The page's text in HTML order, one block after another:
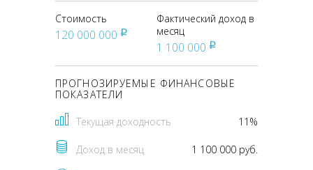
Стоимость
120 000 000 pуб
Фактический доход в
месяц
1 100 000 pуб
ПРОГНОЗИРУЕМЫЕ ФИНАНСОВЫЕ
ПОКАЗАТЕЛИ
Текущая доходность 11%
Доход в месяц 1 100 000 руб.